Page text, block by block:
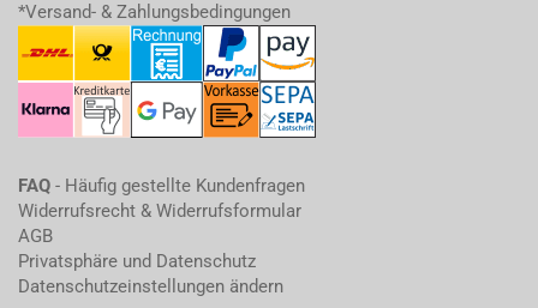
*Versand- & Zahlungsbedingungen
FAQ - Häufig gestellte Kundenfragen
Widerrufsrecht & Widerrufsformular
AGB
Privatsphäre und Datenschutz
Datenschutzeinstellungen ändern